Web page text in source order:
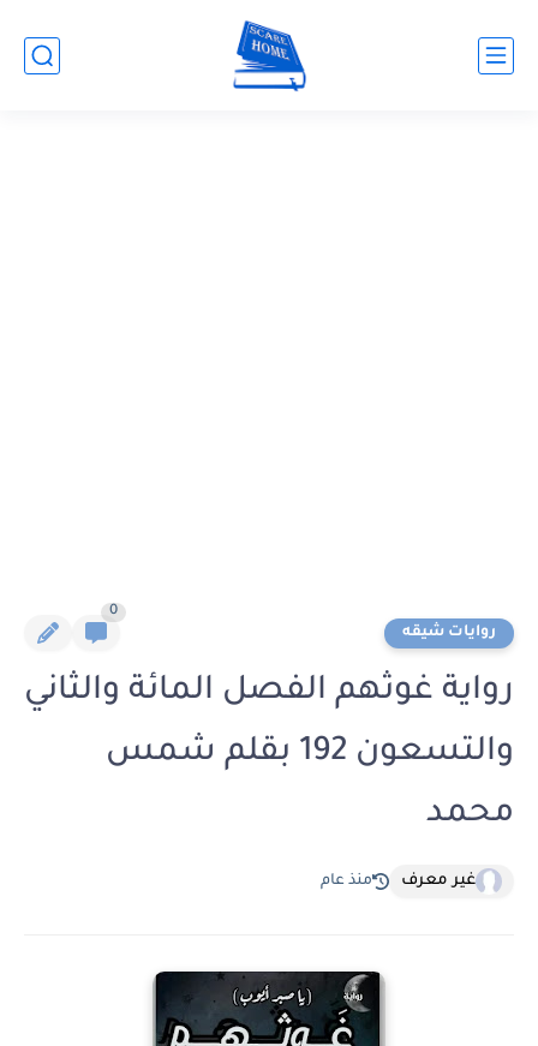
روايات شيقه
0
رواية غوثهم الفصل المائة والثاني
والتسعون 192 بقلم شمس
محمد
غير معرف منذ عام